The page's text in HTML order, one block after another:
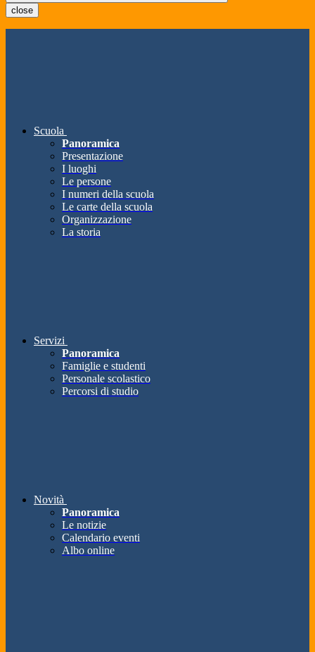
close
Scuola
Panoramica
Presentazione
I luoghi
Le persone
I numeri della scuola
Le carte della scuola
Organizzazione
La storia
Servizi
Panoramica
Famiglie e studenti
Personale scolastico
Percorsi di studio
Novità
Panoramica
Le notizie
Calendario eventi
Albo online